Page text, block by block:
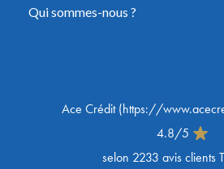
Qui sommes-nous ?
Ace Crédit(https://
4.8/5
selon 2233 avis clients